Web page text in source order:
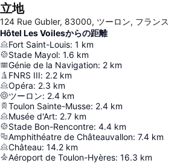
立地
124 Rue Gubler, 83000, ツーロン, フランス
Hôtel Les Voilesからの距離
Fort Saint-Louis: 1 km
Stade Mayol: 1.6 km
Génie de la Navigation: 2 km
FNRS III: 2.2 km
Opéra: 2.3 km
ツーロン: 2.4 km
Toulon Sainte-Musse: 2.4 km
Musée d'Art: 2.7 km
Stade Bon-Rencontre: 4.4 km
Amphithéatre de Châteauvallon: 7.4 km
Château: 14.2 km
Aéroport de Toulon-Hyères: 16.3 km